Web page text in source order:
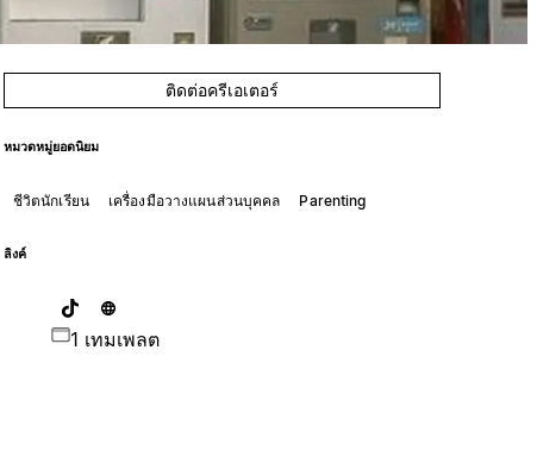
ติดต่อครีเอเตอร์
หมวดหมู่ยอดนิยม
ชีวิตนักเรียน เครื่องมือวางแผนส่วนบุคคล Parenting
ลิงค์
1 เทมเพลต